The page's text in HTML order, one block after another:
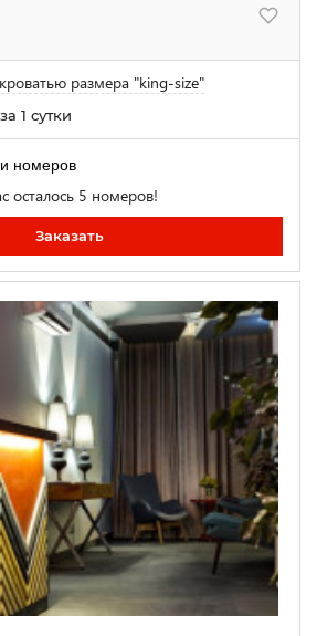
размера "king-size"
1 сутки
номеров
осталось 5 номеров!
Заказать